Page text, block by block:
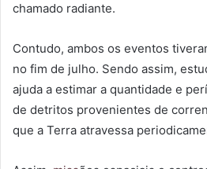
chamado radiante.
Contudo, ambos os eventos
no fim de julho. Sendo assim,
ajuda a estimar a quantidade e
de detritos provenientes de
que a Terra atravessa